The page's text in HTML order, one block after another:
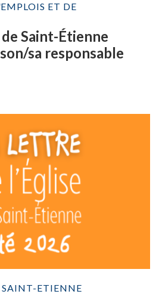
ET DE
Saint-Étienne
sa responsable
SAINT-ETIENNE